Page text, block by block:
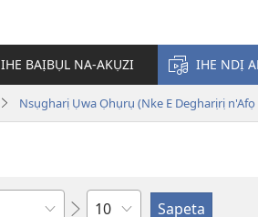
IHE BAỊBỤL NA-AKỤZI IHE NDỊ
Nsụgharị Ụwa Ọhụrụ (Nke E Degharịrị n'Afọ
Isiokwu